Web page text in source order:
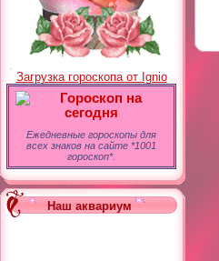
Загрузка гороскопа от Ignio
Гороскоп на
сегодня
Ежедневные гороскопы для
всех знаков на сайте *1001
гороскоп*.
Наш аквариум